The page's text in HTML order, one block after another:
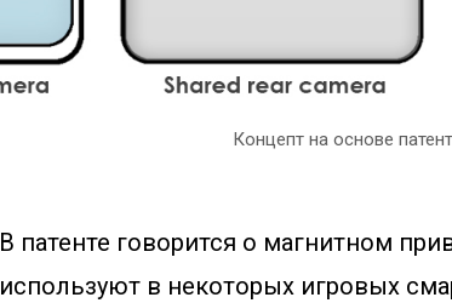
Концепт на основе
В патенте говорится о магнитном
используют в некоторых игровых